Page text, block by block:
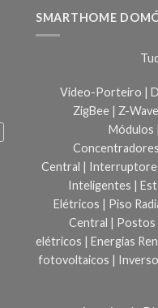
SMARTHOME
Video-Porteiro |
ZigBee | Z-
Módulos
Central |
Inteligentes |
Elétricos | Piso
Central | Postos
elétricos | Energias
fotovoltaicos |